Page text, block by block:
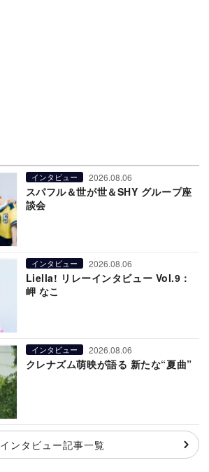
インタビュー 2026.08.06
スパフル＆世が世＆SHY グループ座
談会
インタビュー 2026.08.06
Liella! リレーインタビュー Vol.9：
岬 なこ
インタビュー 2026.08.06
クレナズム萌映が語る 新たな“夏曲”
インタビュー記事一覧